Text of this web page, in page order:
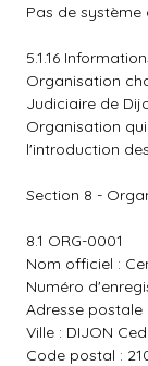
Pas de
5.1.16
Organisation
Judiciaire de
Organisation
l'introduction
Section 8 -
8.1 ORG-0001
Nom officiel :
Numéro
Adresse postale
Ville : DIJON
Code postal :